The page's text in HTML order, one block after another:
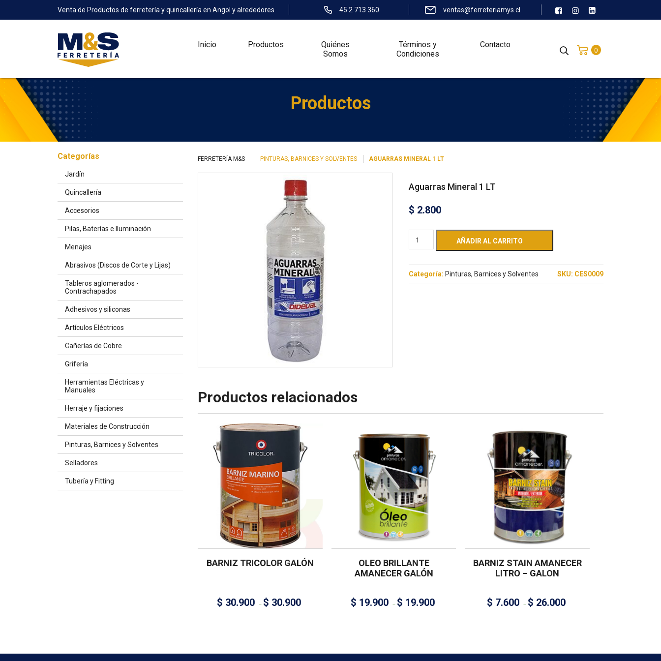
Venta de Productos de ferretería y quincallería en Angol y alrededores 45 2 713 360 ventas@ferreteriamys.cl
Inicio Productos
Quiénes
Somos
Términos y
Condiciones
Contacto
0
Productos
Categorías
Jardín
Quincallería
Accesorios
Pilas, Baterías e Iluminación
Menajes
Abrasivos (Discos de Corte y Lijas)
Tableros aglomerados -
Contrachapados
Adhesivos y siliconas
Artículos Eléctricos
Cañerías de Cobre
Grifería
Herramientas Eléctricas y
Manuales
Herraje y fijaciones
Materiales de Construcción
Pinturas, Barnices y Solventes
Selladores
Tubería y Fitting
FERRETERÍA M&S PINTURAS, BARNICES Y SOLVENTES AGUARRAS MINERAL 1 LT
Aguarras Mineral 1 LT
$ 2.800
AÑADIR AL CARRITO
Categoría: Pinturas, Barnices y Solventes SKU: CES0009
Productos relacionados
BARNIZ TRICOLOR GALÓN
$ 30.900 – $ 30.900
OLEO BRILLANTE
AMANECER GALÓN
$ 19.900 – $ 19.900
BARNIZ STAIN AMANECER
LITRO – GALON
$ 7.600 – $ 26.000